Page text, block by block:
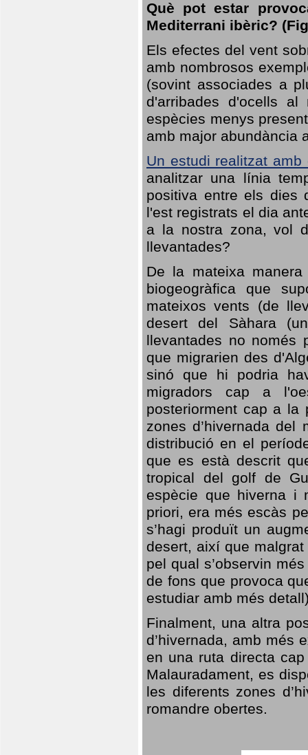
Què pot estar
Mediterrani ibèric?
Els efectes del vent
amb nombrosos
(sovint associades a
d'arribades d'ocells
espècies menys
amb major abundància
Un estudi realitzat amb
analitzar una línia
positiva entre els dies
l'est registrats el dia
a la nostra zona, vol
llevantades?
De la mateixa
biogeogràfica que
mateixos vents (de
desert del Sàhara
llevantades no només
que migrarien des
sinó que hi podria
migradors cap a
posteriorment cap a la
zones d’hivernada
distribució en el
que es està descrit
tropical del golf de
espècie que hiverna i
priori, era més escàs
s’hagi produït un
desert, així que
pel qual s’observin
de fons que provoca
estudiar amb més
Finalment, una altra
d’hivernada, amb més
en una ruta directa
Malauradament, es
les diferents zones
romandre obertes.